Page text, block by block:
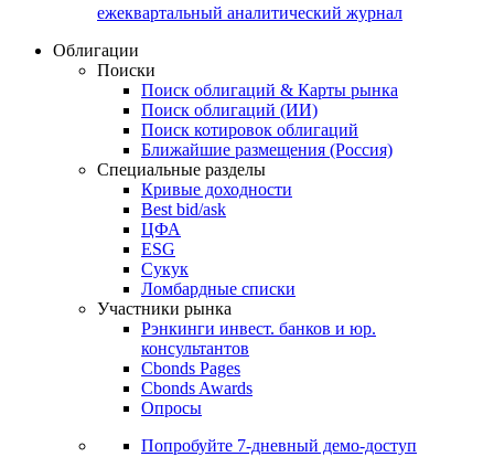
ежеквартальный аналитический журнал
Облигации
Поиски
Поиск облигаций & Карты рынка
Поиск облигаций (ИИ)
Поиск котировок облигаций
Ближайшие размещения (Россия)
Специальные разделы
Кривые доходности
Best bid/ask
ЦФА
ESG
Сукук
Ломбардные списки
Участники рынка
Рэнкинги инвест. банков и юр.
консультантов
Cbonds Pages
Cbonds Awards
Опросы
Попробуйте 7-дневный демо-доступ